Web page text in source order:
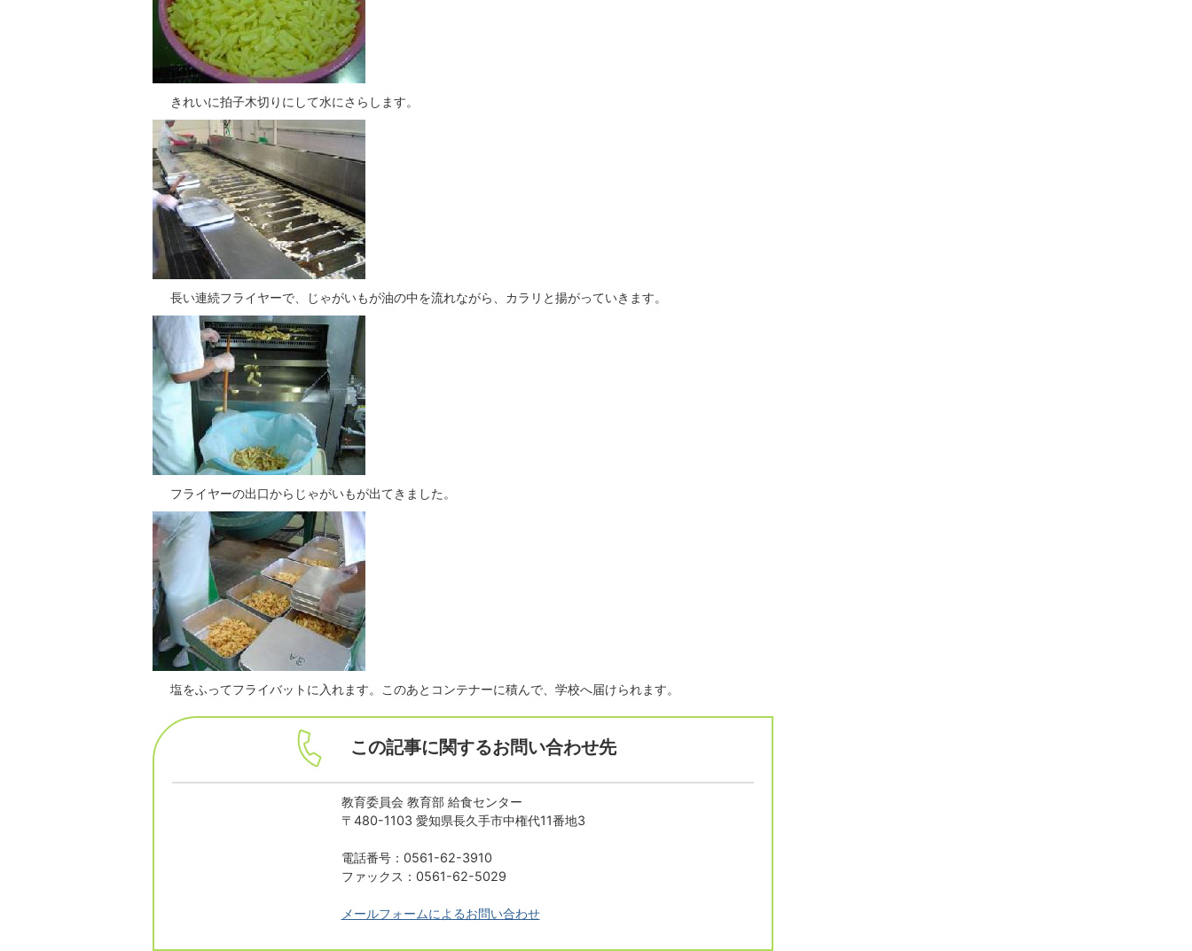
きれいに拍子木切りにして水にさらします。
長い連続フライヤーで、じゃがいもが油の中を流れながら、カラリと揚がっていきます。
フライヤーの出口からじゃがいもが出てきました。
塩をふってフライバットに入れます。このあとコンテナーに積んで、学校へ届けられます。
この記事に関するお問い合わせ先
教育委員会 教育部 給食センター
〒480-1103 愛知県長久手市中権代11番地3
電話番号：0561-62-3910
ファックス：0561-62-5029
メールフォームによるお問い合わせ